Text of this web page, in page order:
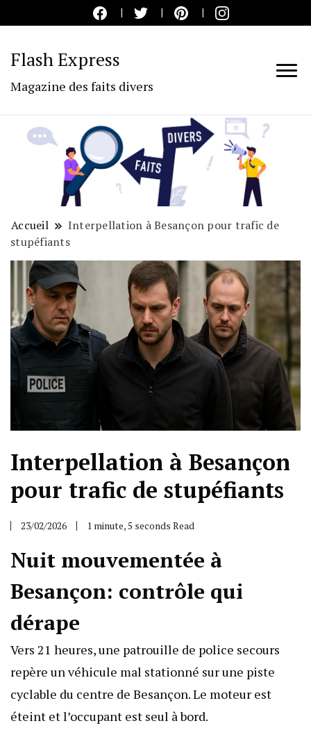
Flash Express
Magazine des faits divers
Accueil
Interpellation à Besançon pour trafic de
stupéfiants
Interpellation à Besançon
pour trafic de stupéfiants
23/02/2026 1 minute, 5 seconds Read
Nuit mouvementée à
Besançon: contrôle qui
dérape
Vers 21 heures, une patrouille de police secours
repère un véhicule mal stationné sur une piste
cyclable du centre de Besançon. Le moteur est
éteint et l’occupant est seul à bord.